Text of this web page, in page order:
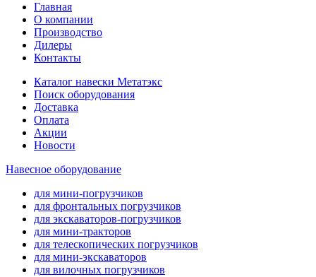
Главная
О компании
Производство
Дилеры
Контакты
Каталог навески Метатэкс
Поиск оборудования
Доставка
Оплата
Акции
Новости
Навесное оборудование
для мини-погрузчиков
для фронтальных погрузчиков
для экскаваторов-погрузчиков
для мини-тракторов
для телескопических погрузчиков
для мини-экскаваторов
для вилочных погрузчиков